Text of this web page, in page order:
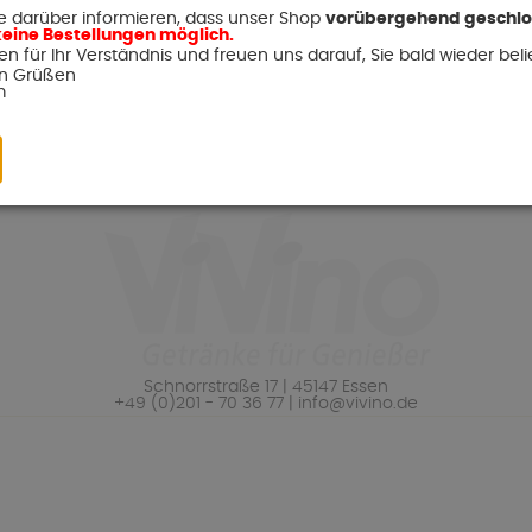
Mail-Adresse ein und empfangen
Schnorrstraße 17 | 45147 Essen
+49 (0)201 - 70 36 77 | info@vivino.de
darüber informieren, dass unser Shop vorübergehend
Bestellungen möglich.
für Ihr Verständnis und freuen uns darauf, Sie bald wieder
Grüßen